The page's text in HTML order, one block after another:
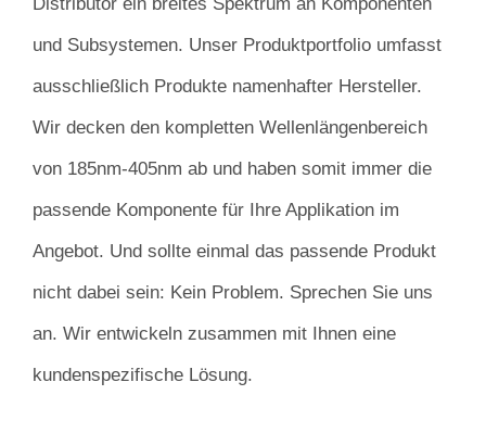
und Subsystemen. Unser Produktportfolio umfasst
ausschließlich Produkte namenhafter Hersteller.
Wir decken den kompletten Wellenlängenbereich
von 185nm-405nm ab und haben somit immer die
passende Komponente für Ihre Applikation im
Angebot. Und sollte einmal das passende Produkt
nicht dabei sein: Kein Problem. Sprechen Sie uns
an. Wir entwickeln zusammen mit Ihnen eine
kundenspezifische Lösung.